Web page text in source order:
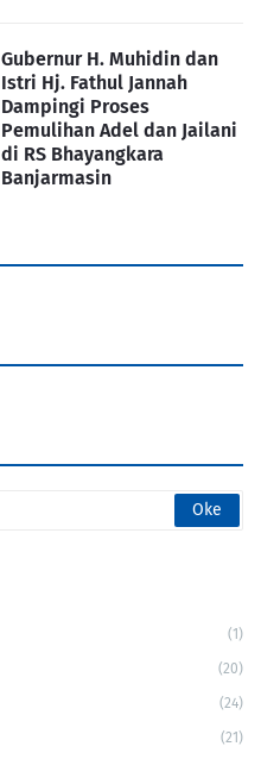
Gubernur H. Muhidin dan
Istri Hj. Fathul Jannah
Dampingi Proses
Pemulihan Adel dan Jailani
di RS Bhayangkara
Banjarmasin
(1)
(20)
(24)
(21)